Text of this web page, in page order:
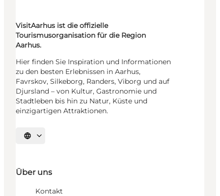
VisitAarhus ist die offizielle
Tourismusorganisation für die Region
Aarhus.
Hier finden Sie Inspiration und Informationen
zu den besten Erlebnissen in Aarhus,
Favrskov, Silkeborg, Randers, Viborg und auf
Djursland – von Kultur, Gastronomie und
Stadtleben bis hin zu Natur, Küste und
einzigartigen Attraktionen.
Sprache auswählen
Über uns
Kontakt